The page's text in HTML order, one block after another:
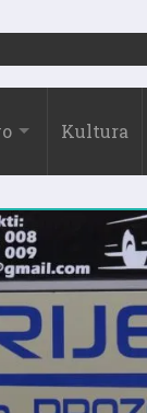
19:10
Kultura